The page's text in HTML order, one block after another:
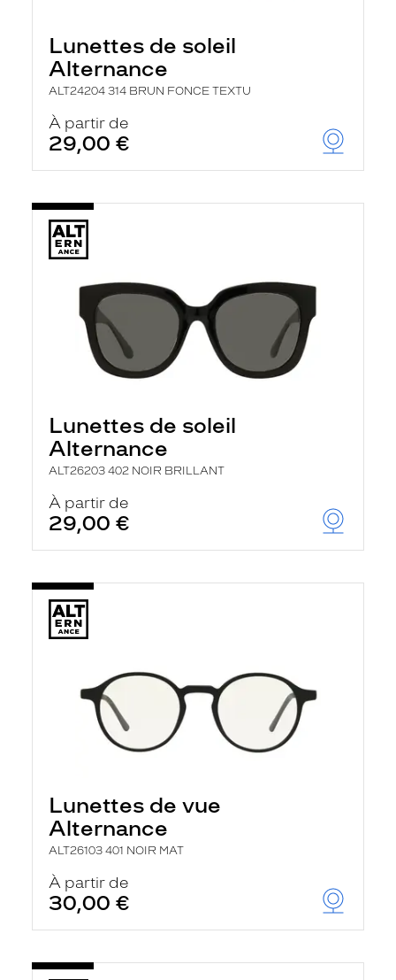
Lunettes de soleil
Alternance
ALT24204 314 BRUN FONCE TEXTU
À partir de
29,00 €
Lunettes de soleil
Alternance
ALT26203 402 NOIR BRILLANT
À partir de
29,00 €
Lunettes de vue
Alternance
ALT26103 401 NOIR MAT
À partir de
30,00 €